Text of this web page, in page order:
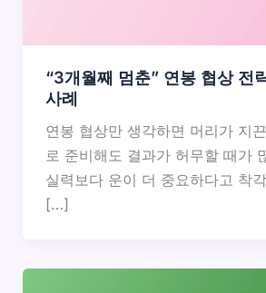
“3개월째 멈춘” 연봉 협상 전
사례
연봉 협상만 생각하면 머리가 지
로 준비해도 결과가 허무할 때가
실력보다 운이 더 중요하다고 착
[…]